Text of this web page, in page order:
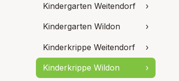
Kindergarten Weitendorf ›
Kindergarten Wildon ›
Kinderkrippe Weitendorf ›
Kinderkrippe Wildon ›